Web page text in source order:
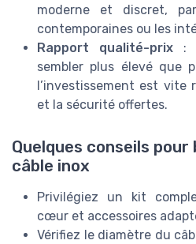
moderne et discret,
contemporaines ou les
Rapport qualité-prix:
sembler plus élevé que
l’investissement est vite
et la sécurité offertes.
Quelques conseils
câble inox
Privilégiez un kit
cœur et accessoires
Vérifiez le diamètre du